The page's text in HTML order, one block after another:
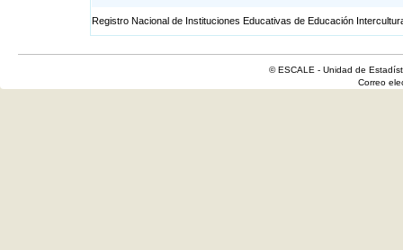
Registro Nacional de Instituciones Educativas de Educación
© ESCALE - Unidad de
Correo